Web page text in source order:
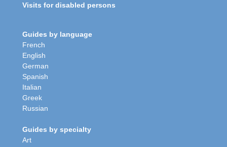
Visits for disabled persons
Guides by language
French
English
German
Spanish
Italian
Greek
Russian
Guides by specialty
Art